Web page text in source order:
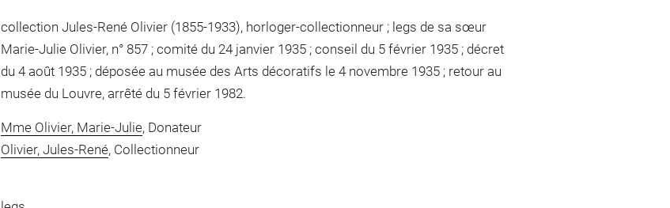
collection Jules-René Olivier (1855-1933), horloger-collectionneur ; legs de sa sœur
Marie-Julie Olivier, n° 857 ; comité du 24 janvier 1935 ; conseil du 5 février 1935 ; décret
du 4 août 1935 ; déposée au musée des Arts décoratifs le 4 novembre 1935 ; retour au
musée du Louvre, arrêté du 5 février 1982.
Mme Olivier, Marie-Julie, Donateur
Olivier, Jules-René, Collectionneur